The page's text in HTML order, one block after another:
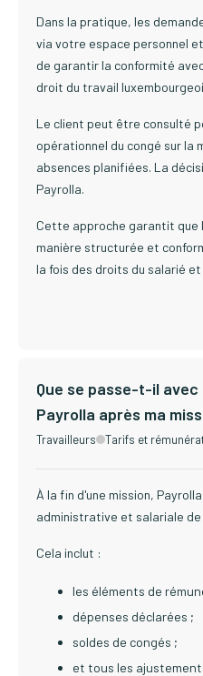
Dans la pratique, les
via votre espace personnel
de garantir la conformité
droit du travail
Le client peut être consulté
opérationnel du congé sur la
absences planifiées. La
Payrolla.
Cette approche garantit que
manière structurée et
la fois des droits du salarié
Que se passe-t-il
Payrolla après ma
Travailleurs Tarifs et
À la fin d'une mission,
administrative et salariale
Cela inclut :
les éléments de
dépenses déclarées ;
soldes de congés ;
et tous les